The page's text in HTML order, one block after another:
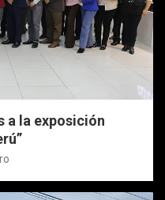
a la exposición